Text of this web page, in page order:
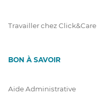
Travailler chez Click&Care
BON À SAVOIR
Aide Administrative